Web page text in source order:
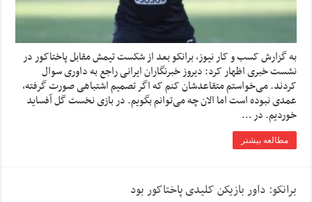
به گزارش کسب و کار نیوز، برانکو بعد از شکست تیمش مقابل پاختاکور در
نشست خبری اظهار کرد: دیروز خبرنگاران ایرانی راجع به داوری سوال
کردند. می‌خواستم متقاعدشان کنم که اگر تصمیم اشتباهی صورت گرفته،
عمدی نبوده است اما الان چه می‌توانم بگویم. در بازی نخست گل آفساید
خوردیم. در …
مطالعه بیشتر
برانکو: داور بازیکن کلیدی پاختاکور بود